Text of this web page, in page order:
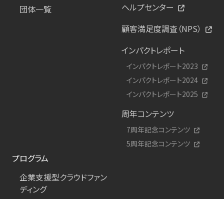
団体一覧
ヘルプセンター
顧客満足度調査（NPS）
インパクトレポート
インパクトレポート2023
インパクトレポート2024
インパクトレポート2025
周年コンテンツ
7周年記念コンテンツ
5周年記念コンテンツ
プログラム
企業支援型クラウドファン
ディング